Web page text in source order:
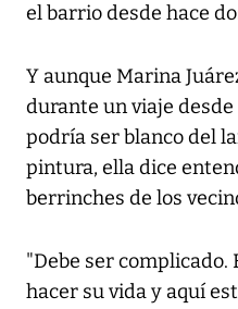
el barrio desde hace
Y aunque Marina
durante un viaje
podría ser blanco del
pintura, ella dice
berrinches de los
"Debe ser
hacer su vida y aquí